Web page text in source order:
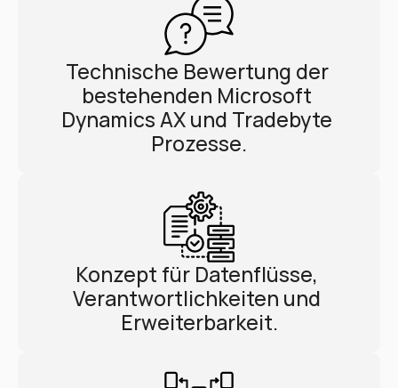
Technische Bewertung der
bestehenden Microsoft
Dynamics AX und Tradebyte
Prozesse.
Konzept für Datenflüsse,
Verantwortlichkeiten und
Erweiterbarkeit.